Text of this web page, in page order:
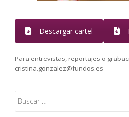
Descargar cartel
Para entrevistas, reportajes o
cristina.gonzalez@fundos.es